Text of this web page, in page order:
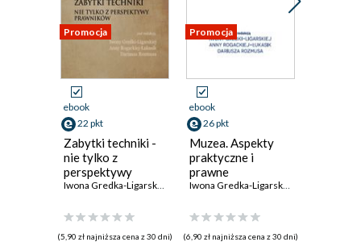
Promocja
ebook
22 pkt
Zabytki techniki -
nie tylko z
perspektywy
prawników
Iwona Gredka-Ligarska, Anna Rogacka-Łukasik,Dariusz Rozmus (red.)
(5,90 zł najniższa cena z 30 dni)
Promocja
ebook
26 pkt
Muzea. Aspekty
praktyczne i
prawne
Iwona Gredka-Ligarska,
(6,90 zł najniższa cena z 30 dni)